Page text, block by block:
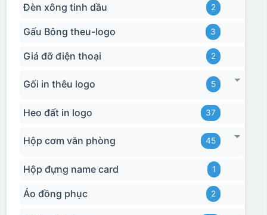
Hộp xi 2 cốc
Đèn xông tinh dầu 2
Gấu Bông theu-logo 3
Giá đỡ điện thoại 2
Gối in thêu logo 5
Heo đất in logo 37
Hộp cơm văn phòng 45
Hộp đựng name card 1
Áo đồng phục 2